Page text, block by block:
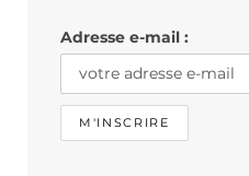
Adresse e-mail :